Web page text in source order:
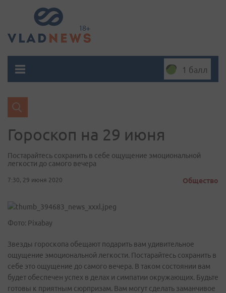
1 балл
Гороскоп на 29 июня
Постарайтесь сохранить в себе ощущение эмоциональной
легкости до самого вечера
7:30, 29 июня 2020 Общество
Фото: Pixabay
Звезды гороскопа обещают подарить вам удивительное
ощущение эмоциональной легкости. Постарайтесь сохранить в
себе это ощущение до самого вечера. В таком состоянии вам
будет обеспечен успех в делах и симпатии окружающих. Будьте
готовы к приятным сюрпризам. Вам могут сделать заманчивое